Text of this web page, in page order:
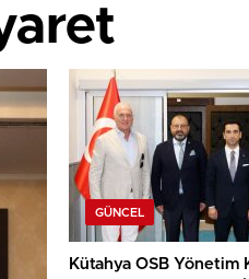
GÜNCEL
Kütahya OSB Yönetim